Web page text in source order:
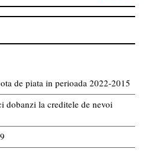
de piata in perioada 2022-2015
dobanzi la creditele de nevoi